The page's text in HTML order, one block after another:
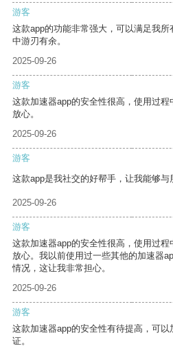
游客
这款app的功能非常强大，可以满足我
中游刃有余。
2025-09-26
游客
这款加速器app的安全性很高，使用过
放心。
2025-09-26
游客
这款app是我社交的好帮手，让我能够与
2025-09-26
游客
这款加速器app的安全性很高，使用过
放心。我以前使用过一些其他的加速器
情况，这让我非常担心。
2025-09-26
游客
这款加速器app的安全性有待提高，可
证。